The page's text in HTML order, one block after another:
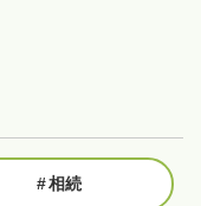
#相続